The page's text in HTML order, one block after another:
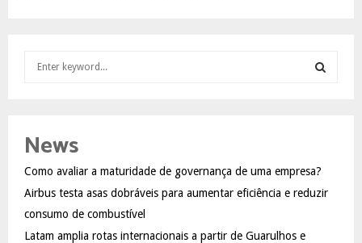
h
o
r
:
R
News
Como avaliar a maturidade de governança de uma empresa?
Airbus testa asas dobráveis para aumentar eficiência e reduzir
consumo de combustível
Latam amplia rotas internacionais a partir de Guarulhos e